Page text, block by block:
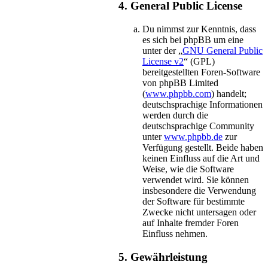
4. General Public License
Du nimmst zur Kenntnis, dass
es sich bei phpBB um eine
unter der „GNU General Public
License v2“ (GPL)
bereitgestellten Foren-Software
von phpBB Limited
(www.phpbb.com) handelt;
deutschsprachige Informationen
werden durch die
deutschsprachige Community
unterwww.phpbb.de zur
Verfügung gestellt. Beide haben
keinen Einfluss auf die Art und
Weise, wie die Software
verwendet wird. Sie können
insbesondere die Verwendung
der Software für bestimmte
Zwecke nicht untersagen oder
auf Inhalte fremder Foren
Einfluss nehmen.
5. Gewährleistung